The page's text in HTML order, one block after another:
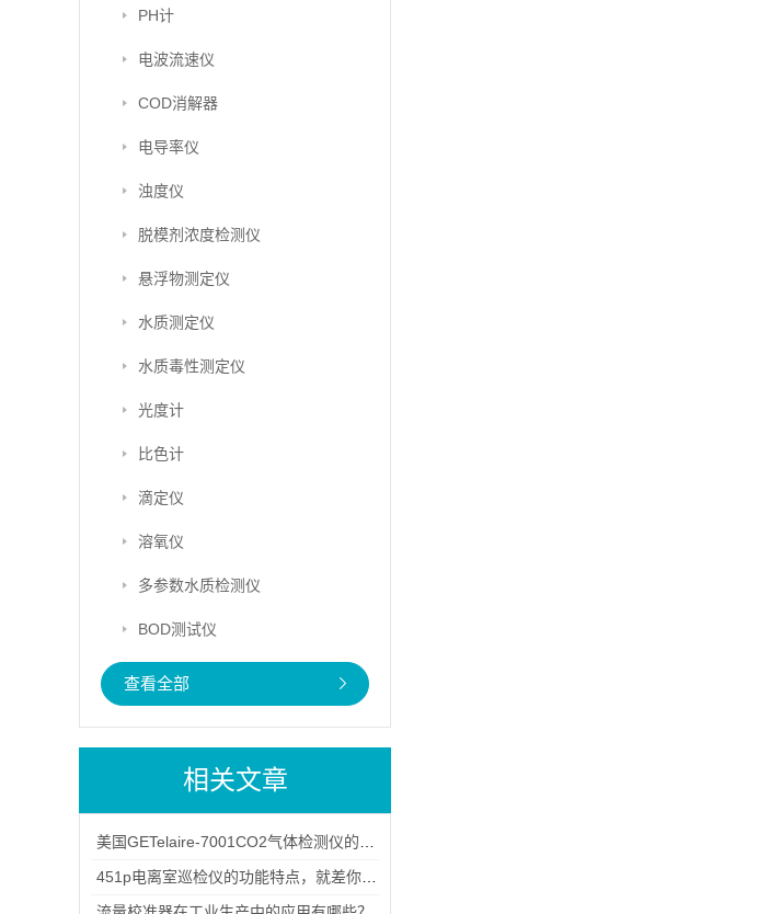
PH计
电波流速仪
COD消解器
电导率仪
浊度仪
脱模剂浓度检测仪
悬浮物测定仪
水质测定仪
水质毒性测定仪
光度计
比色计
滴定仪
溶氧仪
多参数水质检测仪
BOD测试仪
查看全部
相关文章